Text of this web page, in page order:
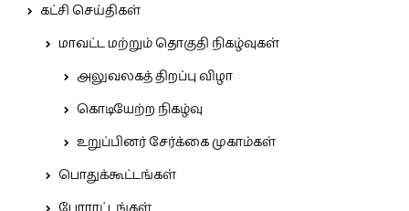
கட்சி செய்திகள்
மாவட்ட மற்றும் தொகுதி நிகழ்வுகள்
அலுவலகத் திறப்பு விழா
கொடியேற்ற நிகழ்வு
உறுப்பினர் சேர்க்கை முகாம்கள்
பொதுக்கூட்டங்கள்